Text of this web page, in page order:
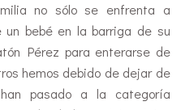
no sólo se enfrenta a
bebé en la barriga de su
Pérez para enterarse de
hemos debido de dejar de
pasado a la categoría